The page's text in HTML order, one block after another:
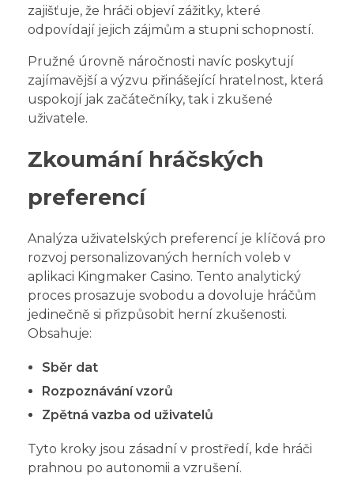
zajišťuje, že hráči objeví zážitky, které
odpovídají jejich zájmům a stupni schopností.
Pružné úrovně náročnosti navíc poskytují
zajímavější a výzvu přinášející hratelnost, která
uspokojí jak začátečníky, tak i zkušené
uživatele.
Zkoumání hráčských
preferencí
Analýza uživatelských preferencí je klíčová pro
rozvoj personalizovaných herních voleb v
aplikaci Kingmaker Casino. Tento analytický
proces prosazuje svobodu a dovoluje hráčům
jedinečně si přizpůsobit herní zkušenosti.
Obsahuje:
Sběr dat
Rozpoznávání vzorů
Zpětná vazba od uživatelů
Tyto kroky jsou zásadní v prostředí, kde hráči
prahnou po autonomii a vzrušení.